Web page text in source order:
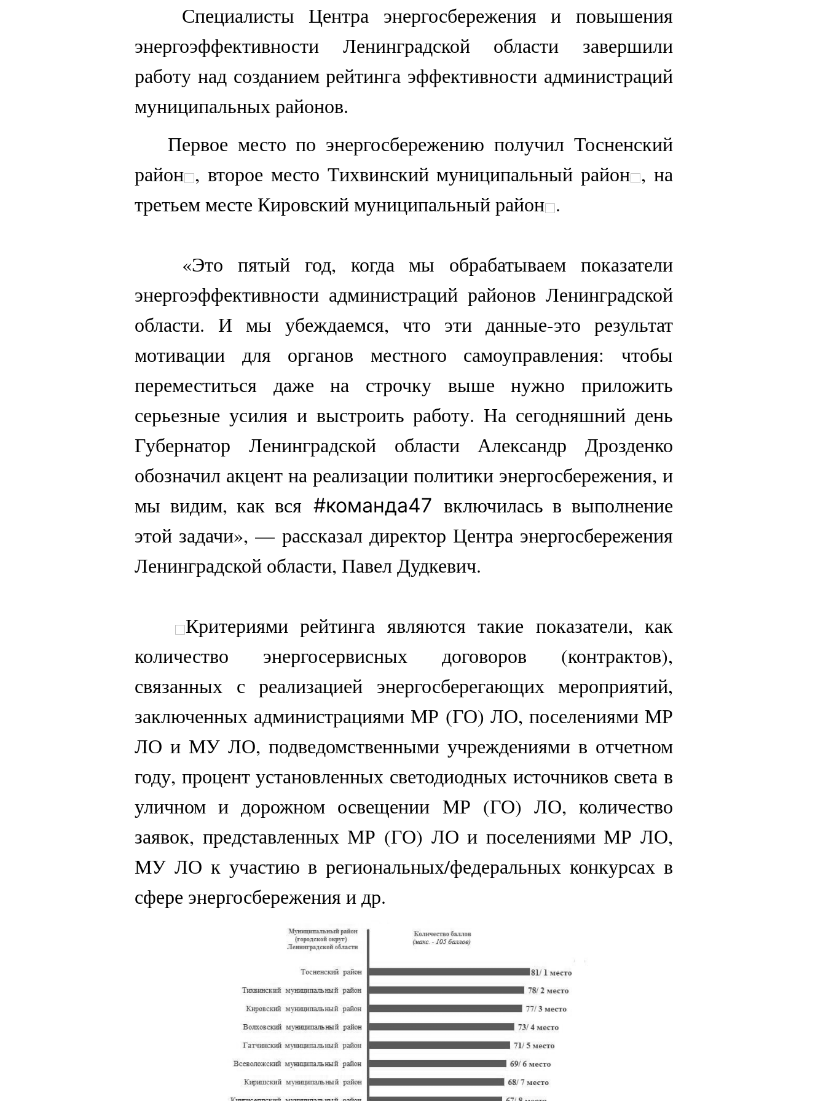
Специалисты Центра энергосбережения и повышения
энергоэффективности Ленинградской области завершили
работу над созданием рейтинга эффективности администраций
муниципальных районов.
Первое место по энергосбережению получил Тосненский
район , второе место Тихвинский муниципальный район , на
третьем месте Кировский муниципальный район .
«Это пятый год, когда мы обрабатываем показатели
энергоэффективности администраций районов Ленинградской
области. И мы убеждаемся, что эти данные-это результат
мотивации для органов местного самоуправления: чтобы
переместиться даже на строчку выше нужно приложить
серьезные усилия и выстроить работу. На сегодняшний день
Губернатор Ленинградской области Александр Дрозденко
обозначил акцент на реализации политики энергосбережения, и
мы видим, как вся #команда47 включилась в выполнение
этой задачи», — рассказал директор Центра энергосбережения
Ленинградской области, Павел Дудкевич.
Критериями рейтинга являются такие показатели, как
количество энергосервисных договоров (контрактов),
связанных с реализацией энергосберегающих мероприятий,
заключенных администрациями МР (ГО) ЛО, поселениями МР
ЛО и МУ ЛО, подведомственными учреждениями в отчетном
году, процент установленных светодиодных источников света в
уличном и дорожном освещении МР (ГО) ЛО, количество
заявок, представленных МР (ГО) ЛО и поселениями МР ЛО,
МУ ЛО к участию в региональных/федеральных конкурсах в
сфере энергосбережения и др.